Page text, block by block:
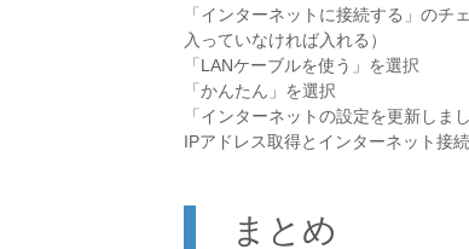
「インターネットに接続する」の
入っていなければ入れる）
「LANケーブルを使う」を選択
「かんたん」を選択
「インターネットの設定を更新し
IPアドレス取得とインターネット接
まとめ